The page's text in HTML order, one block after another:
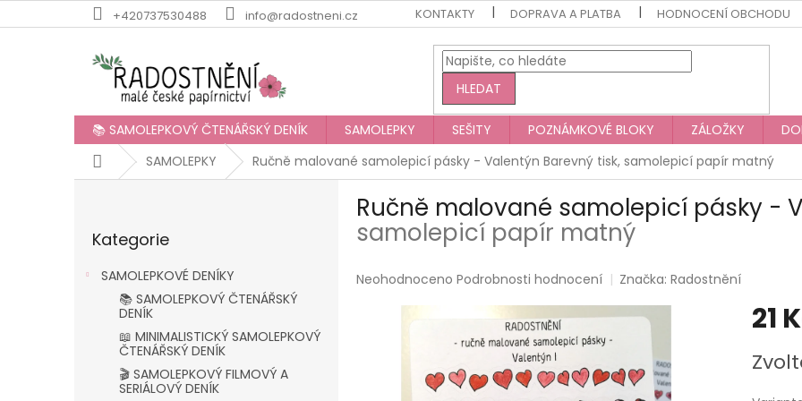
na
+420737530488 info@radostneni.cz KONTAKTY DOPRAVA A PLATBA HODNOCENÍ OBCHODU
HLEDAT
📚 SAMOLEPKOVÝ ČTENÁŘSKÝ DENÍK SAMOLEPKY SEŠITY POZNÁMKOVÉ BLOKY ZÁLOŽKY
DomůSAMOLEPKY Ručně malované samolepicí pásky - Valentýn Barevný tisk, samolepicí papír matný
kategorie
Kategorie
SAMOLEPKOVÉ DENÍKY
📚 SAMOLEPKOVÝ ČTENÁŘSKÝ
DENÍK
📖 MINIMALISTICKÝ SAMOLEPKOVÝ
ČTENÁŘSKÝ DENÍK
🎬 SAMOLEPKOVÝ FILMOVÝ A
SERIÁLOVÝ DENÍK
Ručně malované samolepicí pásky -
samolepicí papír matný
Průměrné
Neohodnoceno Podrobnosti hodnocení Značka:Radostnění
21
cena: